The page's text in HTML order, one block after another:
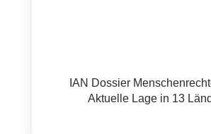
IAN Dossier
Aktuelle Lage in 13